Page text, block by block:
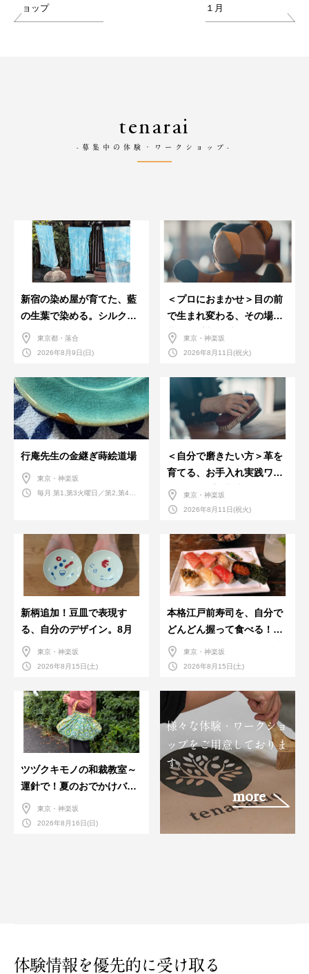
ョップ １月
tenarai
-募集中の体験・ワークショップ-
新宿の染め屋が育てた、藍
の生葉で染める。シルクの
ストール
東京都・落合
2026年8月9日(日)
＜プロにおまかせ＞目の前
で生まれ変わる、その場で
革のお手入れ受付会。
東京・神楽坂
2026年8月11日(祝火)
行庵先生の金継ぎ蒔絵道場
東京・神楽坂
毎月 第1,第3火曜日／第2,第4火
＜自分で磨きたい方＞革を
育てる、お手入れ実践ワー
クショップ。基本編！
東京・神楽坂
2026年8月11日(祝火)
新柄追加！豆皿で表現す
る、自分のデザイン。8月
東京・神楽坂
2026年8月15日(土)
本格江戸前寿司を、自分で
どんどん握って食べる！職
人さんに教わる＜握りの練
習会＞８月
東京・神楽坂
2026年8月15日(土)
ツヅクキモノの和裁教室～
運針で！夏のおでかけバン
ダナバッグづくり～
東京・神楽坂
2026年8月16日(日)
様々な体験・ワークショ
ップをご用意しておりま
す。
more
体験情報を優先的に受け取る